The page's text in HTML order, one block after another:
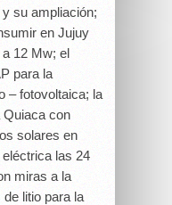
su ampliación;
en Jujuy
12 Mw; el
para la
– fotovoltaica; la
Quiaca con
solares en
las 24
miras a la
litio para la